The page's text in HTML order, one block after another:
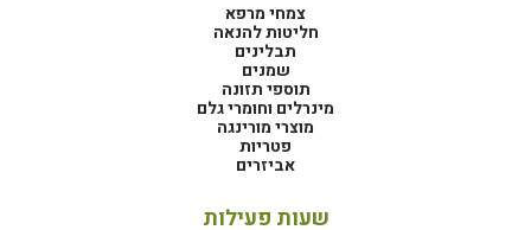
צמחי מרפא
חליטות להנאה
תבלינים
שמנים
תוספי תזונה
מינרלים וחומרי גלם
מוצרי מורינגה
פטריות
אביזרים
שעות פעילות